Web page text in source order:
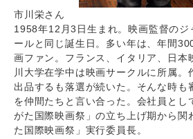
市川栄さん
1958年12月3日生まれ。映画監督のジ
ールと同じ誕生日。多い年は、年間
画ファン。フランス、イタリア、日本
川大学在学中は映画サークルに所属。
出品するも落選が続いた。そんな時も
を仲間たちと言い合った。会社員とし
がた国際映画祭」の立ち上げ期から関
た国際映画祭」実行委員長。